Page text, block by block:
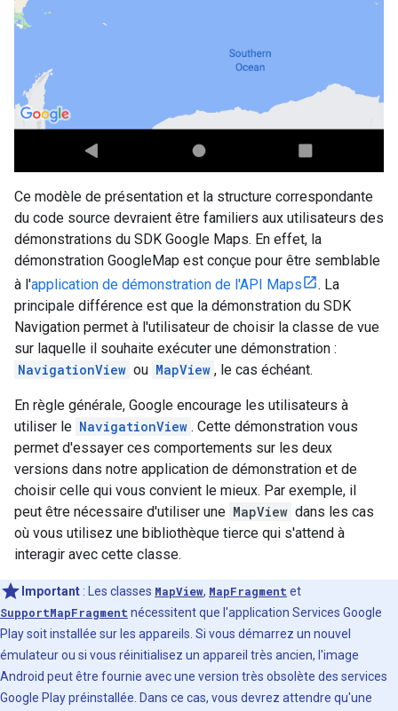
Ce modèle de présentation et la structure correspondante
du code source devraient être familiers aux utilisateurs des
démonstrations du SDK Google Maps. En effet, la
démonstration GoogleMap est conçue pour être semblable
à l'application de démonstration de l'API Maps
. La
principale différence est que la démonstration du SDK
Navigation permet à l'utilisateur de choisir la classe de vue
sur laquelle il souhaite exécuter une démonstration :
NavigationView ou MapView , le cas échéant.
En règle générale, Google encourage les utilisateurs à
utiliser le NavigationView . Cette démonstration vous
permet d'essayer ces comportements sur les deux
versions dans notre application de démonstration et de
choisir celle qui vous convient le mieux. Par exemple, il
peut être nécessaire d'utiliser une MapView dans les cas
où vous utilisez une bibliothèque tierce qui s'attend à
interagir avec cette classe.
Important : Les classes MapView, MapFragment et
SupportMapFragment nécessitent que l'application Services Google
Play soit installée sur les appareils. Si vous démarrez un nouvel
émulateur ou si vous réinitialisez un appareil très ancien, l'image
Android peut être fournie avec une version très obsolète des services
Google Play préinstallée. Dans ce cas, vous devrez attendre qu'une